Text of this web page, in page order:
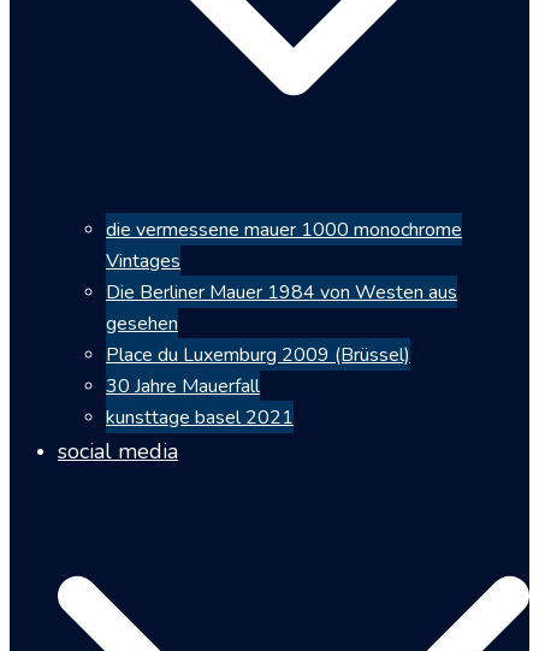
die vermessene mauer 1000 monochrome
Vintages
Die Berliner Mauer 1984 von Westen aus
gesehen
Place du Luxemburg 2009 (Brüssel)
30 Jahre Mauerfall
kunsttage basel 2021
social media